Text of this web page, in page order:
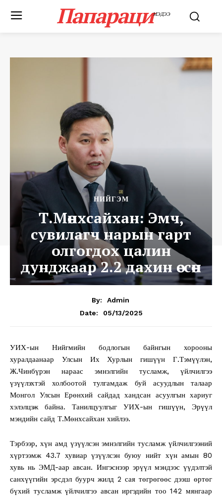
ПапарациМЭДЭЭ
НИЙГЭМ
Т.Мөнхсайхан: Эмч,
сувилагч нарын гарт
олгогдох цалин
дунджаар 2.2 дахин өссөн
By:
Admin
Date:
05/13/2025
УИХ-ын Нийгмийн бодлогын байнгын хорооны
хуралдаанаар Улсын Их Хурлын гишүүн Г.Тэмүүлэн,
Ж.Чинбүрэн нараас эмнэлгийн тусламж, үйлчилгээ
үзүүлэхтэй холбоотой тулгамдаж буй асуудлын талаар
Монгол Улсын Ерөнхий сайдад хандсан асуулгын хариуг
хэлэлцэж байна. Танилцуулгыг УИХ-ын гишүүн, Эрүүл
мэндийн сайд Т.Мөнхсайхан хийлээ.
Тэрбээр, хүн амд үзүүлсэн эмнэлгийн тусламж үйлчилгээний
хүртээмж 43.7 хувиар үзүүлсэн буюу нийт хүн амын 80
хувь нь ЭМД-аар авсан. Ингэснээр эрүүл мэндээс үүдэлтэй
санхүүгийн эрсдэл буурч жилд 2 сая төгрөгөөс дээш өртөг
бүхий тусламж үйлчилгээ авсан иргэдийн тоо 142 мянгаар